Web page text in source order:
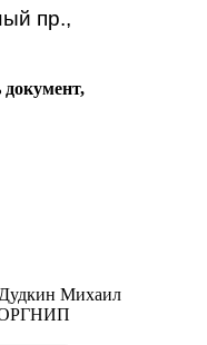
пр.,
Михаил
ОРГНИП